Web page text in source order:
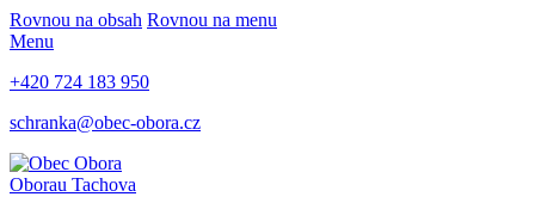
Rovnou na obsah Rovnou na menu
Menu
+420 724 183 950
schranka@obec-obora.cz
Oborau Tachova